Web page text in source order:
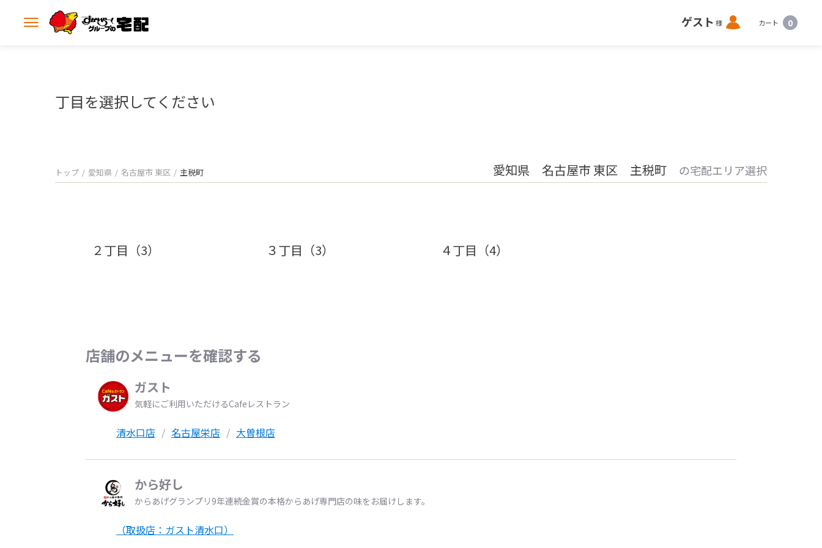
メ
ゲスト 様 ロ
グ
カート 0
丁目を選択してください
トップ 愛知県 名古屋市 東区 主税町 愛知県 名古屋市 東区 主税町 の宅配エリア選択
２丁目（3） ３丁目（3） ４丁目（4）
店舗のメニューを確認する
ガスト
気軽にご利用いただけるCafeレストラン
清水口店 名古屋栄店 大曽根店
から好し
からあげグランプリ9年連続金賞の本格からあげ専門店の味をお届けします。
（取扱店：ガスト清水口）